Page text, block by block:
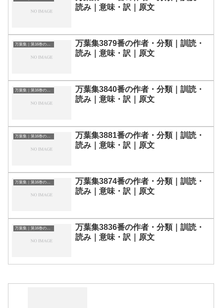
読み｜意味・訳｜原文
万葉集｜第16巻の和歌一覧
万葉集3879番の作者・分類｜訓読・
読み｜意味・訳｜原文
万葉集｜第16巻の和歌一覧
万葉集3840番の作者・分類｜訓読・
読み｜意味・訳｜原文
万葉集｜第16巻の和歌一覧
万葉集3881番の作者・分類｜訓読・
読み｜意味・訳｜原文
万葉集｜第16巻の和歌一覧
万葉集3874番の作者・分類｜訓読・
読み｜意味・訳｜原文
万葉集｜第16巻の和歌一覧
万葉集3836番の作者・分類｜訓読・
読み｜意味・訳｜原文